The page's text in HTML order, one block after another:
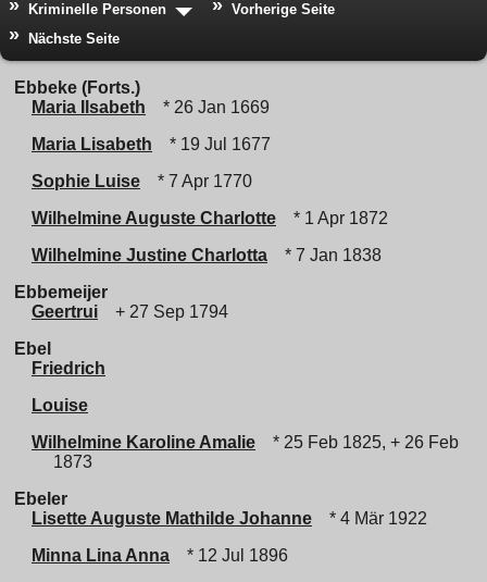
Kriminelle Personen
Vorherige Seite
Nächste Seite
Ebbeke (Forts.)
Maria Ilsabeth
* 26 Jan 1669
Maria Lisabeth
* 19 Jul 1677
Sophie Luise
* 7 Apr 1770
Wilhelmine Auguste Charlotte
* 1 Apr 1872
Wilhelmine Justine Charlotta
* 7 Jan 1838
Ebbemeijer
Geertrui
+ 27 Sep 1794
Ebel
Friedrich
Louise
Wilhelmine Karoline Amalie
* 25 Feb 1825, + 26 Feb
1873
Ebeler
Lisette Auguste Mathilde Johanne
* 4 Mär 1922
Minna Lina Anna
* 12 Jul 1896